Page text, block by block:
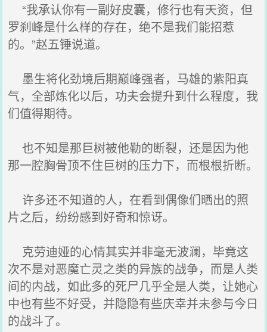
“我承认你有一副好皮囊，修行也有天资，但
罗刹峰是什么样的存在，绝不是我们能招惹
的。”赵五锤说道。
墨生将化劲境后期巅峰强者，马雄的紫阳真
气，全部炼化以后，功夫会提升到什么程度，我
们值得期待。
也不知是那巨树被他勒的断裂，还是因为他
那一腔胸骨顶不住巨树的压力下，而根根折断。
许多还不知道的人，在看到偶像们晒出的照
片之后，纷纷感到好奇和惊讶。
克劳迪娅的心情其实并非毫无波澜，毕竟这
次不是对恶魔亡灵之类的异族的战争，而是人类
间的内战，如此多的死尸几乎全是人类，让她心
中也有些不好受，并隐隐有些庆幸并未参与今日
的战斗了。